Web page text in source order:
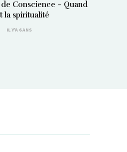
Conscience – Quand
la spiritualité
IL Y'A 6 ANS